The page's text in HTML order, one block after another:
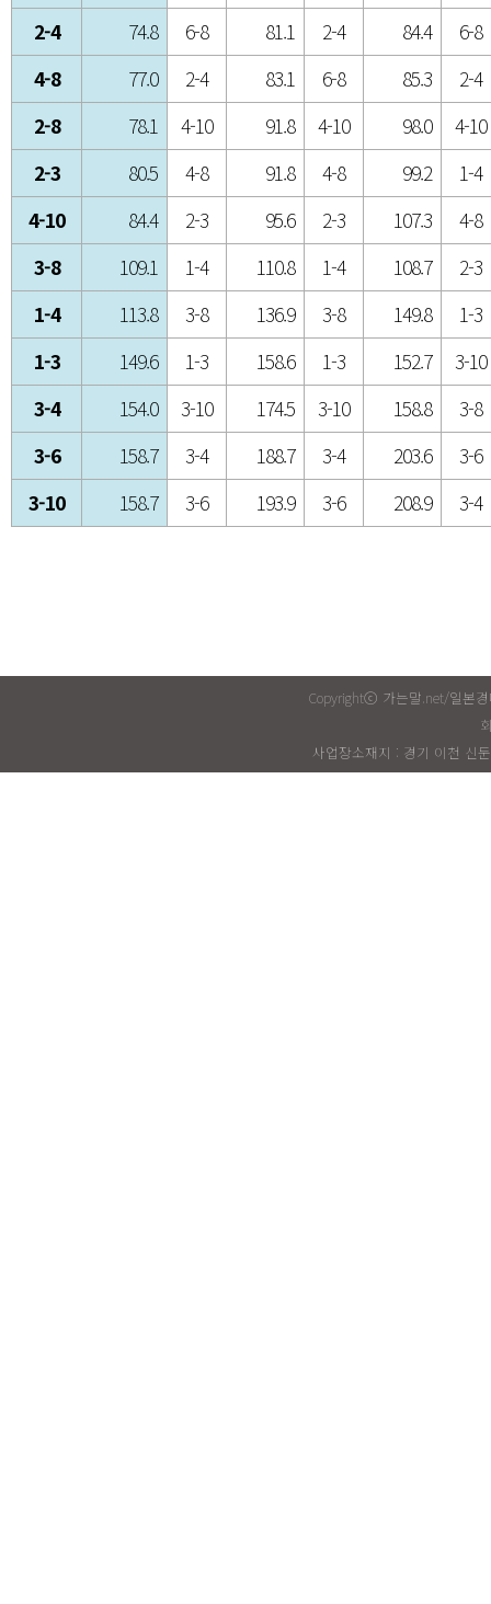
2-4
74.8 6-8 81.1 2-4 84.4
6-8
4-8
77.0 2-4 83.1 6-8 85.3
2-4
2-8
78.1 4-10 91.8 4-10 98.0
4-10
2-3
80.5 4-8 91.8 4-8 99.2
1-4
4-10
84.4 2-3 95.6 2-3 107.3
4-8
3-8
109.1 1-4 110.8 1-4 108.7
2-3
1-4
113.8 3-8 136.9 3-8 149.8
1-3
1-3
149.6 1-3 158.6 1-3 152.7
3-10
3-4
154.0 3-10 174.5 3-10 158.8
3-8
3-6
158.7 3-4 188.7 3-4 203.6
3-6
3-10
158.7 3-6 193.9 3-6 208.9 3-4
Copyrightⓒ 가는말.net/일본
사업장소재지 : 경기 이천 신